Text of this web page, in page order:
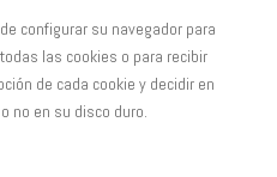
configurar su navegador para
las cookies o para recibir
de cada cookie y decidir en
no en su disco duro.